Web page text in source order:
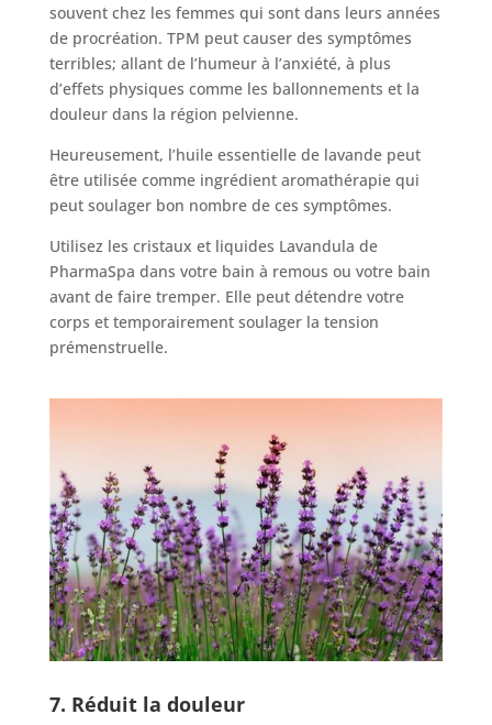
souvent chez les femmes qui sont dans leurs années
de procréation. TPM peut causer des symptômes
terribles; allant de l’humeur à l’anxiété, à plus
d’effets physiques comme les ballonnements et la
douleur dans la région pelvienne.
Heureusement, l’huile essentielle de lavande peut
être utilisée comme ingrédient aromathérapie qui
peut soulager bon nombre de ces symptômes.
Utilisez les cristaux et liquides Lavandula de
PharmaSpa dans votre bain à remous ou votre bain
avant de faire tremper. Elle peut détendre votre
corps et temporairement soulager la tension
prémenstruelle.
7. Réduit la douleur